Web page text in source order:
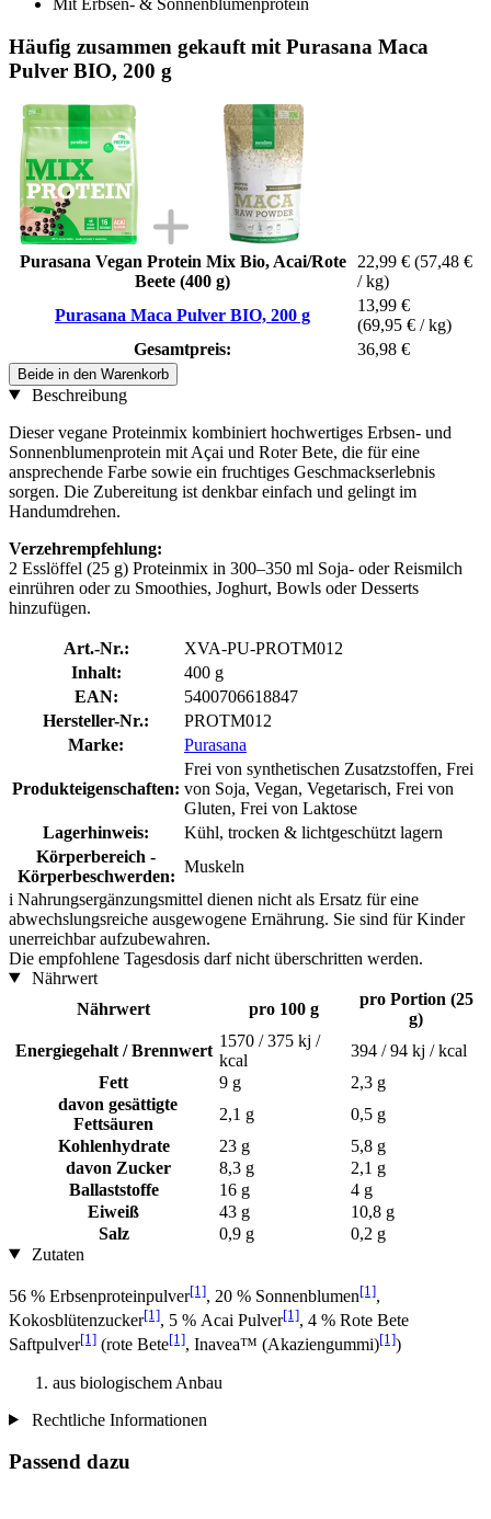
Mit Erbsen- & Sonnenblumenprotein
Häufig zusammen gekauft mit Purasana Maca
Pulver BIO, 200 g
Purasana Vegan Protein Mix Bio, Acai/Rote
Beete (400 g)
22,99 € (57,48 €
/ kg)
Purasana Maca Pulver BIO, 200 g
13,99 €
(69,95 € / kg)
Gesamtpreis:
36,98 €
Beide in den Warenkorb
Beschreibung
Dieser vegane Proteinmix kombiniert hochwertiges Erbsen- und
Sonnenblumenprotein mit Açai und Roter Bete, die für eine
ansprechende Farbe sowie ein fruchtiges Geschmackserlebnis
sorgen. Die Zubereitung ist denkbar einfach und gelingt im
Handumdrehen.
Verzehrempfehlung:
2 Esslöffel (25 g) Proteinmix in 300–350 ml Soja- oder Reismilch
einrühren oder zu Smoothies, Joghurt, Bowls oder Desserts
hinzufügen.
Art.-Nr.:
XVA-PU-PROTM012
Inhalt:
400 g
EAN:
5400706618847
Hersteller-Nr.:
PROTM012
Marke:
Purasana
Produkteigenschaften:
Frei von synthetischen Zusatzstoffen, Frei
von Soja, Vegan, Vegetarisch, Frei von
Gluten, Frei von Laktose
Lagerhinweis:
Kühl, trocken & lichtgeschützt lagern
Körperbereich -
Körperbeschwerden:
Muskeln
i Nahrungsergänzungsmittel dienen nicht als Ersatz für eine
abwechslungsreiche ausgewogene Ernährung. Sie sind für Kinder
unerreichbar aufzubewahren.
Die empfohlene Tagesdosis darf nicht überschritten werden.
Nährwert
Nährwert
pro 100 g
pro Portion (25
g)
Energiegehalt / Brennwert
1570 / 375 kj /
kcal
394 / 94 kj / kcal
Fett
9 g
2,3 g
davon gesättigte
Fettsäuren
2,1 g
0,5 g
Kohlenhydrate
23 g
5,8 g
davon Zucker
8,3 g
2,1 g
Ballaststoffe
16 g
4 g
Eiweiß
43 g
10,8 g
Salz
0,9 g
0,2 g
Zutaten
56 % Erbsenproteinpulver[1], 20 % Sonnenblumen[1],
Kokosblütenzucker[1], 5 % Acai Pulver[1], 4 % Rote Bete
Saftpulver[1] (rote Bete[1], Inavea™ (Akaziengummi)[1])
aus biologischem Anbau
Rechtliche Informationen
Passend dazu